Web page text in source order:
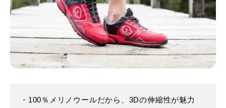
・100％メリノウールだから、3Dの伸縮性が魅⼒